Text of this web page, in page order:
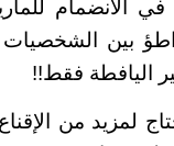
في الانضمام
بين
اليافطة فقط!!
لمزيد من